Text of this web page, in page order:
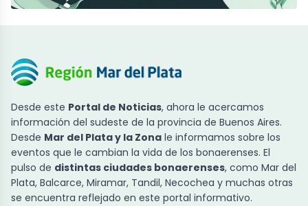
Desde este Portal de Noticias, ahora le acercamos
información del sudeste de la provincia de Buenos Aires.
Desde Mar del Plata y la Zona le informamos sobre los
eventos que le cambian la vida de los bonaerenses. El
pulso de distintas ciudades bonaerenses, como Mar del
Plata, Balcarce, Miramar, Tandil, Necochea y muchas otras
se encuentra reflejado en este portal informativo.